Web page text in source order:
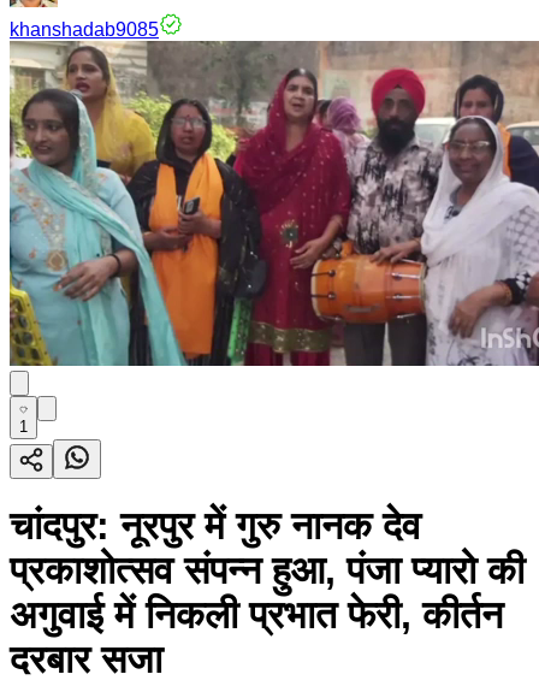
khanshadab9085
1
चांदपुर: नूरपुर में गुरु नानक देव
प्रकाशोत्सव संपन्न हुआ, पंजा प्यारो की
अगुवाई में निकली प्रभात फेरी, कीर्तन
दरबार सजा